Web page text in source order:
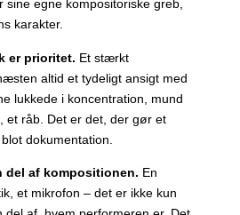
sine egne kompositoriske greb,
karakter.
er prioritet. Et stærkt
altid et tydeligt ansigt med
lukkede i koncentration, mund
et råb. Det er det, der gør et
dokumentation.
del af kompositionen. En
et mikrofon – det er ikke kun